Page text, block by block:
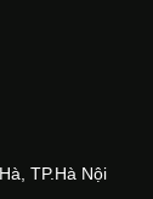
TP.Hà Nội